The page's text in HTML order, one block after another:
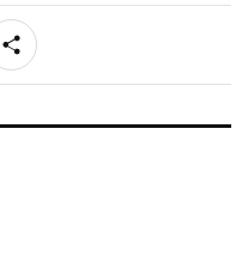
S
h
a